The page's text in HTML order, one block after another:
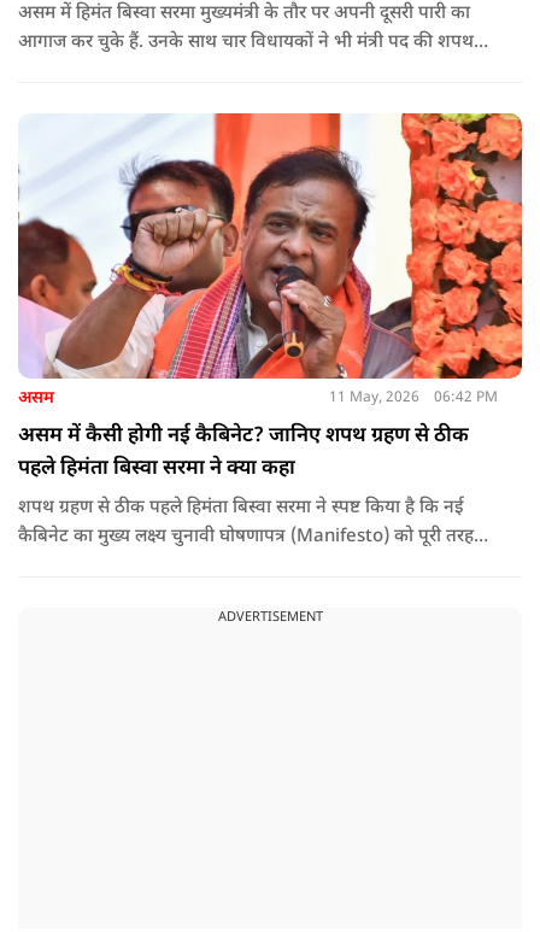
असम में हिमंत बिस्वा सरमा मुख्यमंत्री के तौर पर अपनी दूसरी पारी का
आगाज कर चुके हैं. उनके साथ चार विधायकों ने भी मंत्री पद की शपथ
असम 11 May, 2026 06:42 PM
असम में कैसी होगी नई कैबिनेट? जानिए शपथ ग्रहण से ठीक
पहले हिमंता बिस्वा सरमा ने क्या कहा
शपथ ग्रहण से ठीक पहले हिमंता बिस्वा सरमा ने स्पष्ट किया है कि नई
कैबिनेट का मुख्य लक्ष्य चुनावी घोषणापत्र (Manifesto) को पूरी तरह
ADVERTISEMENT